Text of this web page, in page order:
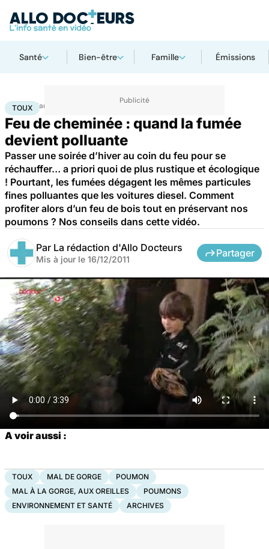
Santé Bien-être Famille Émissions
Accueil Santé Bobos du quotidien Toux
TOUX
Feu de cheminée : quand la fumée
devient polluante
Passer une soirée d’hiver au coin du feu pour se
réchauffer… a priori quoi de plus rustique et écologique
! Pourtant, les fumées dégagent les mêmes particules
fines polluantes que les voitures diesel. Comment
profiter alors d’un feu de bois tout en préservant nos
poumons ? Nos conseils dans cette vidéo.
Par La rédaction d'Allo Docteurs
Mis à jour le 16/12/2011
Partager
A voir aussi :
TOUX MAL DE GORGE
POUMON
MAL À LA GORGE, AUX OREILLES
POUMONS
ENVIRONNEMENT ET SANTÉ
ARCHIVES